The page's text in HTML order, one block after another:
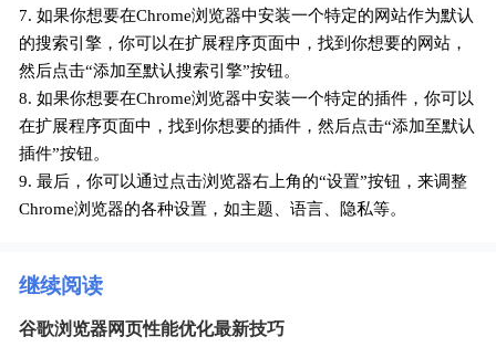
7. 如果你想要在Chrome浏览器中安装一个特定的网站作为默认
的搜索引擎，你可以在扩展程序页面中，找到你想要的网站，
然后点击“添加至默认搜索引擎”按钮。
8. 如果你想要在Chrome浏览器中安装一个特定的插件，你可以
在扩展程序页面中，找到你想要的插件，然后点击“添加至默认
插件”按钮。
9. 最后，你可以通过点击浏览器右上角的“设置”按钮，来调整
Chrome浏览器的各种设置，如主题、语言、隐私等。
继续阅读
谷歌浏览器网页性能优化最新技巧